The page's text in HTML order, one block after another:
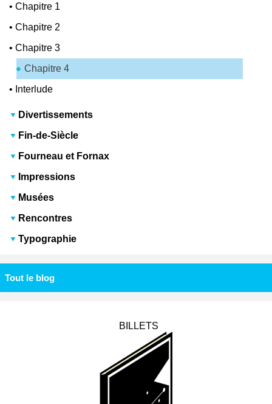
•Chapitre 1
•Chapitre 2
•Chapitre 3
Chapitre 4
• Interlude
Divertissements
Fin-de-Siècle
Fourneau et Fornax
Impressions
Musées
Rencontres
Typographie
Tout le blog
BILLETS